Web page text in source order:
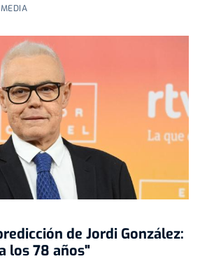
de Jordi González:
los 78 años"